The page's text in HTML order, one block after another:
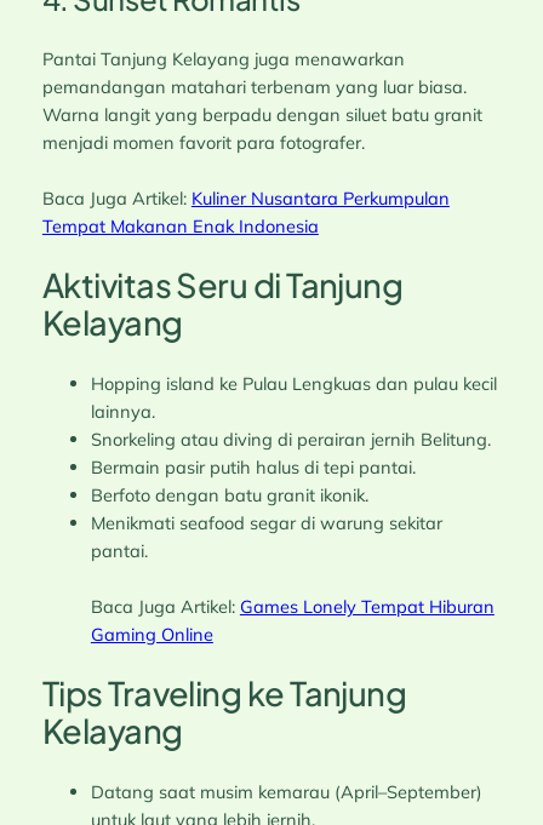
Pantai Tanjung Kelayang juga menawarkan
pemandangan matahari terbenam yang luar biasa.
Warna langit yang berpadu dengan siluet batu granit
menjadi momen favorit para fotografer.
Baca Juga Artikel: Kuliner Nusantara Perkumpulan
Tempat Makanan Enak Indonesia
Aktivitas Seru di Tanjung
Kelayang
Hopping island ke Pulau Lengkuas dan pulau kecil
lainnya.
Snorkeling atau diving di perairan jernih Belitung.
Bermain pasir putih halus di tepi pantai.
Berfoto dengan batu granit ikonik.
Menikmati seafood segar di warung sekitar
pantai.
Baca Juga Artikel: Games Lonely Tempat Hiburan
Gaming Online
Tips Traveling ke Tanjung
Kelayang
Datang saat musim kemarau (April–September)
untuk laut yang lebih jernih.